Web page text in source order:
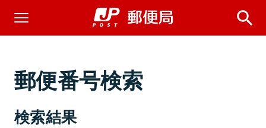
郵便番号検索
検索結果